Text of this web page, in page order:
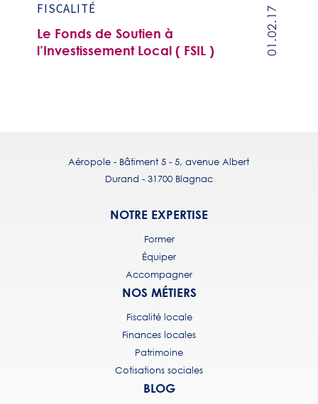
01.02.17
FISCALITÉ
Le Fonds de Soutien à
l’Investissement Local ( FSIL )
Aéropole - Bâtiment 5 - 5, avenue Albert
Durand - 31700 Blagnac
NOTRE EXPERTISE
Former
Équiper
Accompagner
NOS MÉTIERS
Fiscalité locale
Finances locales
Patrimoine
Cotisations sociales
BLOG